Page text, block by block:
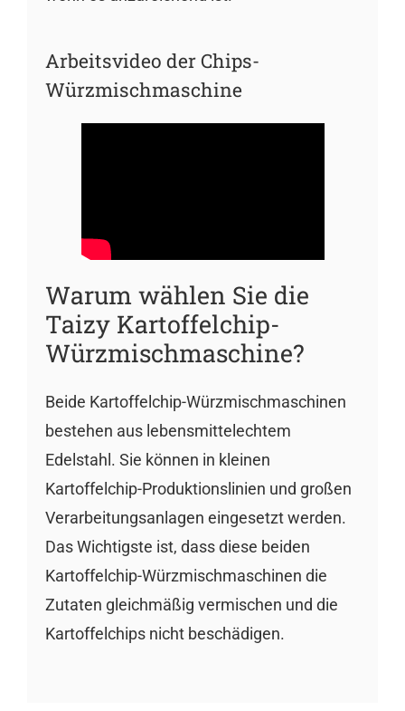
Arbeitsvideo der Chips-
Würzmischmaschine
Warum wählen Sie die
Taizy Kartoffelchip-
Würzmischmaschine?
Beide Kartoffelchip-Würzmischmaschinen
bestehen aus lebensmittelechtem
Edelstahl. Sie können in kleinen
Kartoffelchip-Produktionslinien und großen
Verarbeitungsanlagen eingesetzt werden.
Das Wichtigste ist, dass diese beiden
Kartoffelchip-Würzmischmaschinen die
Zutaten gleichmäßig vermischen und die
Kartoffelchips nicht beschädigen.